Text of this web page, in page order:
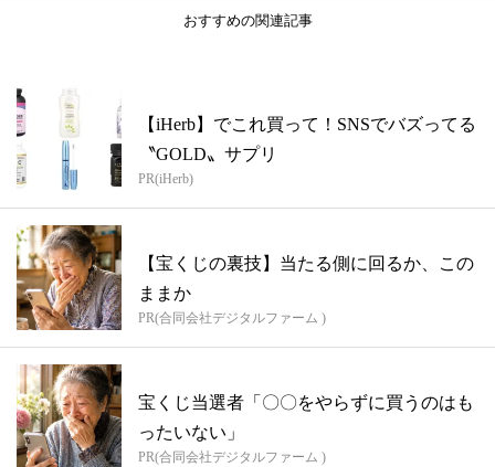
おすすめの関連記事
【iHerb】でこれ買って！SNSでバズってる
〝GOLD〟サプリ
PR(iHerb)
【宝くじの裏技】当たる側に回るか、この
ままか
PR(合同会社デジタルファーム )
宝くじ当選者「〇〇をやらずに買うのはも
ったいない」
PR(合同会社デジタルファーム )